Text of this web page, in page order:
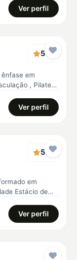
Ver perfil
5(1)
em
, Pilates
Ver perfil
5(1)
em
Estácio de
Ver perfil